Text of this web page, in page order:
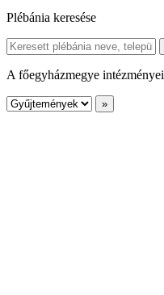
Plébánia keresése
A főegyházmegye intézményei